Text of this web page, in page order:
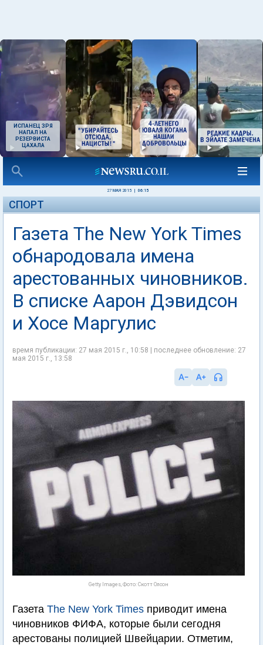
ИСПАНЕЦ ЗРЯ
НАПАЛ НА
РЕЗЕРВИСТА
ЦАХАЛА
27 МАЯ 2015 06:15
СПОРТ
Газета The New York Times
обнародовала имена
арестованных чиновников.
В списке Аарон Дэвидсон
и Хосе Маргулис
время публикации: 27 мая 2015 г., 10:58 | последнее обновление: 27
мая 2015 г., 13:58
Getty Images, Фото: Скотт Олсон
Газета The New York Times приводит имена
чиновников ФИФА, которые были сегодня
арестованы полицией Швейцарии. Отметим,